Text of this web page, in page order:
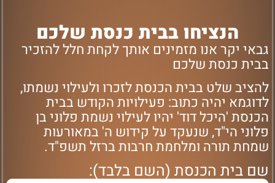
הנציחו בבית כנסת שלכם
גבאי יקר אנו מזמינים אותך לקחת חלל להזכיר
בבית כנסת שלכם
להציב שלט בבית הכנסת לזכרו ולעילוי נשמתו,
לדוגמא יהיה כתוב: פעילויות הקודש בבית
הכנסת 'היכל דוד' יהיו לעילוי נשמת פלוני בן
פלוני הי"ד, שנעקד על קידוש ה' במאורעות
שמחת תורה ומלחמת חרבות ברזל תשפ"ד.
שם בית הכנסת (השם בלבד):